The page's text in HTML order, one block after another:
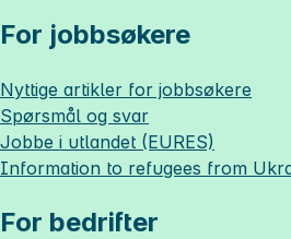
For jobbsøkere
Nyttige artikler for jobbsøkere
Spørsmål og svar
Jobbe i utlandet (EURES)
Information to refugees from
For bedrifter